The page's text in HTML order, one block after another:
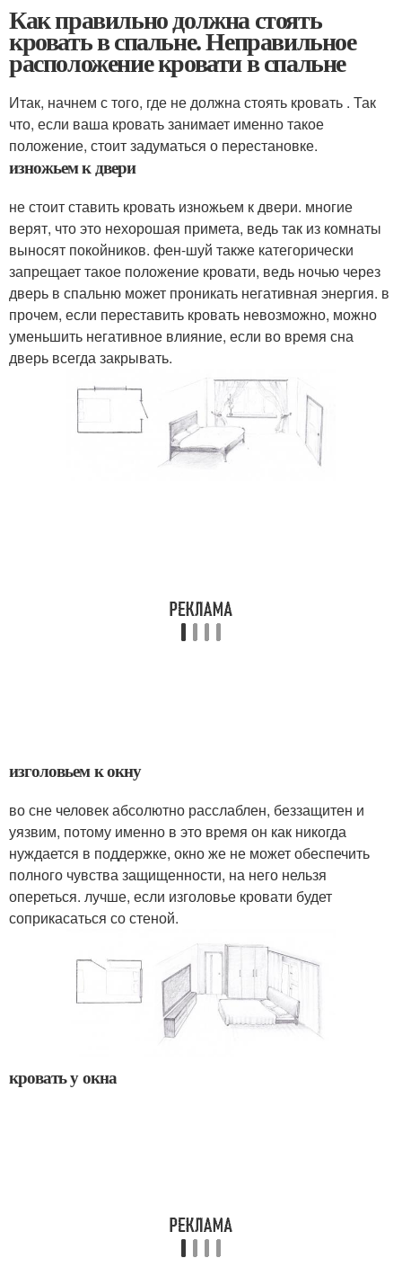
Как правильно должна стоять
кровать в спальне. Неправильное
расположение кровати в спальне
Итак, начнем с того, где не должна стоять кровать . Так
что, если ваша кровать занимает именно такое
положение, стоит задуматься о перестановке.
изножьем к двери
не стоит ставить кровать изножьем к двери. многие
верят, что это нехорошая примета, ведь так из комнаты
выносят покойников. фен-шуй также категорически
запрещает такое положение кровати, ведь ночью через
дверь в спальню может проникать негативная энергия. в
прочем, если переставить кровать невозможно, можно
уменьшить негативное влияние, если во время сна
дверь всегда закрывать.
изголовьем к окну
во сне человек абсолютно расслаблен, беззащитен и
уязвим, потому именно в это время он как никогда
нуждается в поддержке, окно же не может обеспечить
полного чувства защищенности, на него нельзя
опереться. лучше, если изголовье кровати будет
соприкасаться со стеной.
кровать у окна